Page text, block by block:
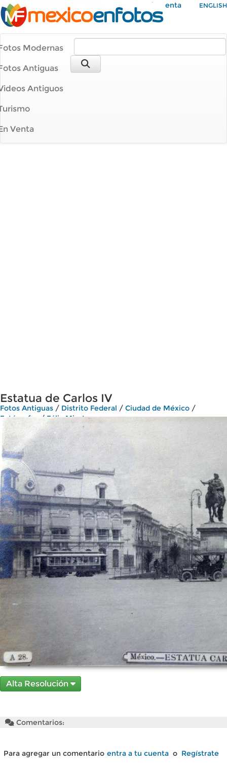
Mi Cuenta ENGLISH
Modernas
Antiguas
Antiguos
Venta
Estatua de Carlos IV
Fotos Antiguas / Distrito Federal / Ciudad de México /
Fotógrafos
/ Félix Miret
Alta Resolución
Comentarios:
Para agregar un comentario entra a tu cuenta o Regístrate